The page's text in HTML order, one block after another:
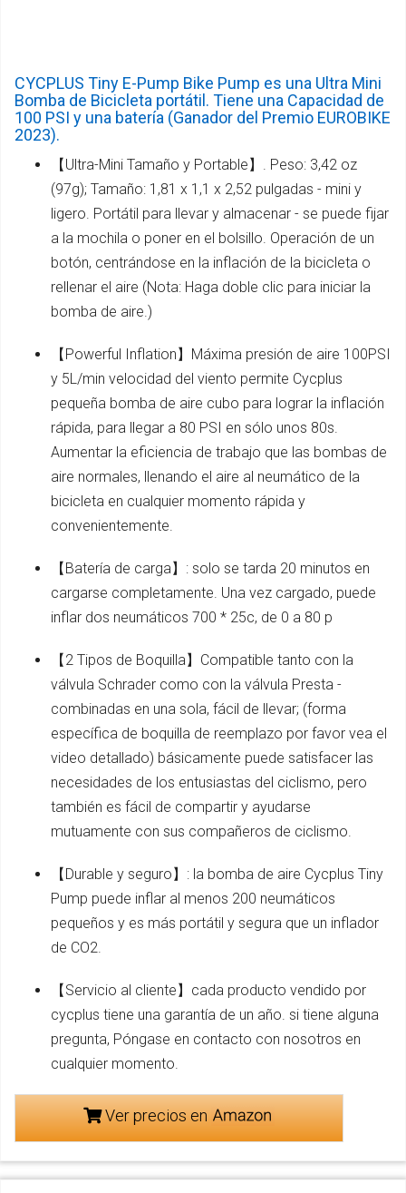
CYCPLUS Tiny E-Pump Bike Pump es una Ultra Mini
Bomba de Bicicleta portátil. Tiene una Capacidad de
100 PSI y una batería (Ganador del Premio EUROBIKE
2023).
【Ultra-Mini Tamaño y Portable】. Peso: 3,42 oz
(97g); Tamaño: 1,81 x 1,1 x 2,52 pulgadas - mini y
ligero. Portátil para llevar y almacenar - se puede fijar
a la mochila o poner en el bolsillo. Operación de un
botón, centrándose en la inflación de la bicicleta o
rellenar el aire (Nota: Haga doble clic para iniciar la
bomba de aire.)
【Powerful Inflation】Máxima presión de aire 100PSI
y 5L/min velocidad del viento permite Cycplus
pequeña bomba de aire cubo para lograr la inflación
rápida, para llegar a 80 PSI en sólo unos 80s.
Aumentar la eficiencia de trabajo que las bombas de
aire normales, llenando el aire al neumático de la
bicicleta en cualquier momento rápida y
convenientemente.
【Batería de carga】: solo se tarda 20 minutos en
cargarse completamente. Una vez cargado, puede
inflar dos neumáticos 700 * 25c, de 0 a 80 p
【2 Tipos de Boquilla】Compatible tanto con la
válvula Schrader como con la válvula Presta -
combinadas en una sola, fácil de llevar; (forma
específica de boquilla de reemplazo por favor vea el
video detallado) básicamente puede satisfacer las
necesidades de los entusiastas del ciclismo, pero
también es fácil de compartir y ayudarse
mutuamente con sus compañeros de ciclismo.
【Durable y seguro】: la bomba de aire Cycplus Tiny
Pump puede inflar al menos 200 neumáticos
pequeños y es más portátil y segura que un inflador
de CO2.
【Servicio al cliente】cada producto vendido por
cycplus tiene una garantía de un año. si tiene alguna
pregunta, Póngase en contacto con nosotros en
cualquier momento.
Ver precios en